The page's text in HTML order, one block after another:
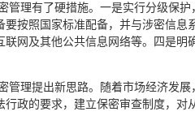
管理有了硬措施。一是实行分级保
要按照国家标准配备，并与涉密信
联网及其他公共信息网络等。四是
管理提出新思路。随着市场经济发
行政的要求，建立保密审查制度，